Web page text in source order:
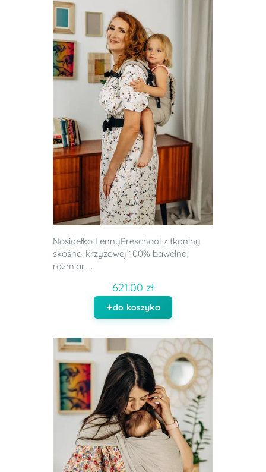
Nosidełko LennyPreschool z tkaniny
skośno-krzyżowej 100% bawełna,
rozmiar ...
621.00 zł
do koszyka